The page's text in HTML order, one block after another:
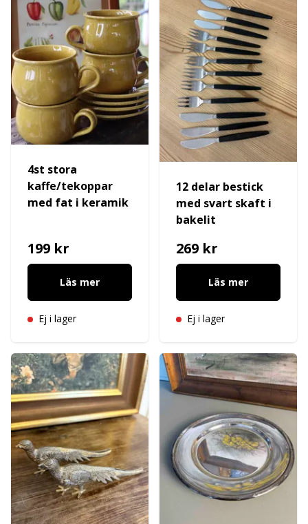
4st stora
kaffe/tekoppar
med fat i keramik
199 kr
Läs mer
Ej i lager
12 delar bestick
med svart skaft i
bakelit
269 kr
Läs mer
Ej i lager